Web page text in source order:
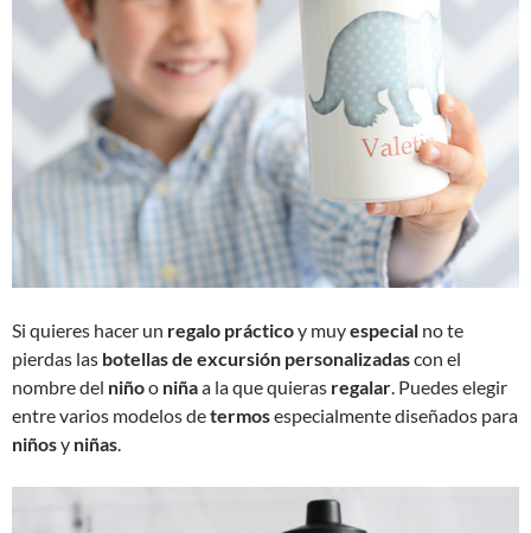
Si quieres hacer un regalo prácticoy muyespecial no te
pierdas las botellas de excursión personalizadascon el
nombre del niñoo niñaa la que quieras regalar . Puedes elegir
entre varios modelos determosespecialmente diseñados para
niñosy niñas